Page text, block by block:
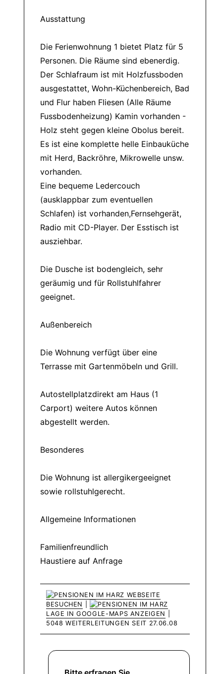
Ausstattung
Die Ferienwohnung 1 bietet Platz für 5
Personen. Die Räume sind ebenerdig.
Der Schlafraum ist mit Holzfussboden
ausgestattet, Wohn-Küchenbereich, Bad
und Flur haben Fliesen (Alle Räume
Fussbodenheizung) Kamin vorhanden -
Holz steht gegen kleine Obolus bereit.
Es ist eine komplette helle Einbauküche
mit Herd, Backröhre, Mikrowelle unsw.
vorhanden.
Eine bequeme Ledercouch
(ausklappbar zum eventuellen
Schlafen) ist vorhanden,Fernsehgerät,
Radio mit CD-Player. Der Esstisch ist
ausziehbar.
Die Dusche ist bodengleich, sehr
geräumig und für Rollstuhlfahrer
geeignet.
Außenbereich
Die Wohnung verfügt über eine
Terrasse mit Gartenmöbeln und Grill.
Autostellplatzdirekt am Haus (1
Carport) weitere Autos können
abgestellt werden.
Besonderes
Die Wohnung ist allergikergeeignet
sowie rollstuhlgerecht.
Allgemeine Informationen
Familienfreundlich
Haustiere auf Anfrage
WEBSEITE
BESUCHEN
LAGE IN GOOGLE-MAPS ANZEIGEN
5048 WEITERLEITUNGEN SEIT 27.06.08